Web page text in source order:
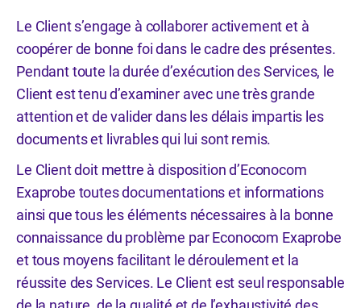
Le Client s’engage à collaborer activement et à
coopérer de bonne foi dans le cadre des présentes.
Pendant toute la durée d’exécution des Services, le
Client est tenu d’examiner avec une très grande
attention et de valider dans les délais impartis les
documents et livrables qui lui sont remis.
Le Client doit mettre à disposition d’Econocom
Exaprobe toutes documentations et informations
ainsi que tous les éléments nécessaires à la bonne
connaissance du problème par Econocom Exaprobe
et tous moyens facilitant le déroulement et la
réussite des Services. Le Client est seul responsable